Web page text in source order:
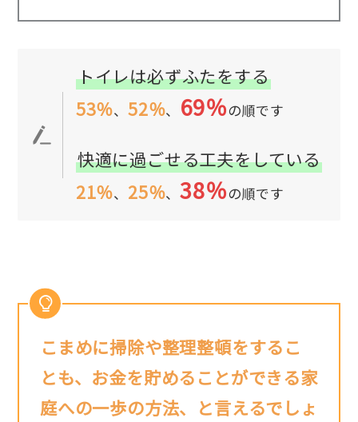
トイレは必ずふたをする
53％、 52％、 69％の順です
快適に過ごせる工夫をしている
21％、 25％、38％の順です
こまめに掃除や整理整頓をするこ
とも、お金を貯めることができる家
庭への一歩の方法、と言えるでしょ